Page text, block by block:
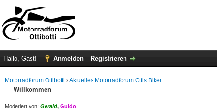
Hallo, Gast! Anmelden Registrieren
Motorradforum Ottibotti ›Aktuelles Motorradforum Ottis Biker
Willkommen
Moderiert von: Gerald, Guido